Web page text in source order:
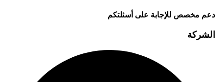
دعم مخصص للإجابة على أسئلتكم
الشركة